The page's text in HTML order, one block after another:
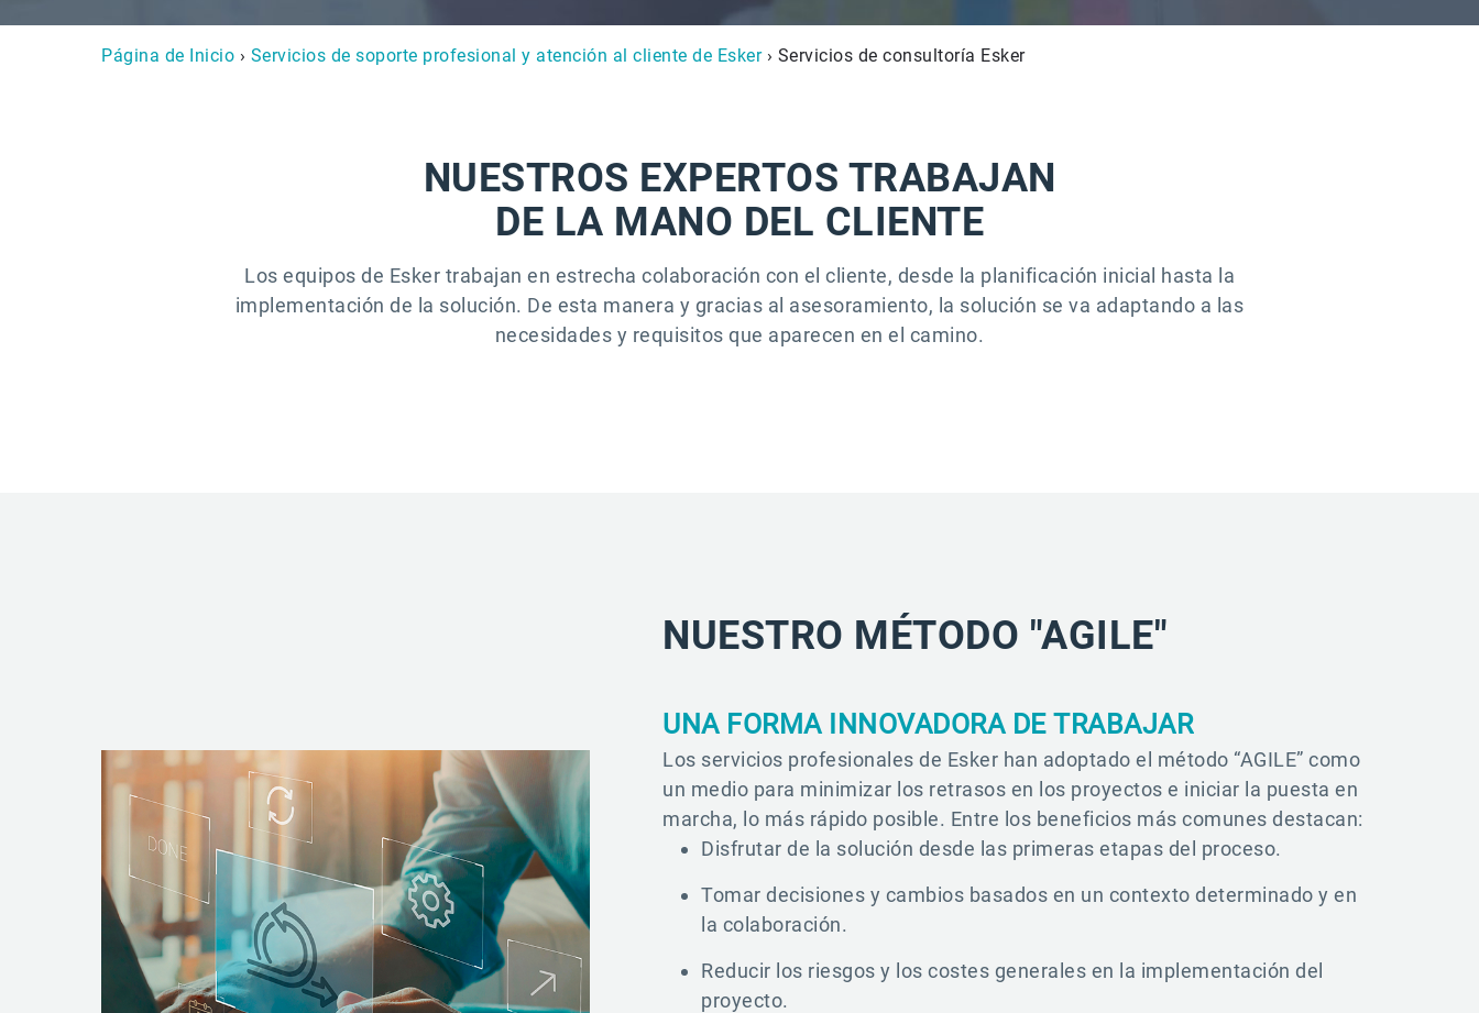
Página de Inicio › Servicios de soporte profesional y atención al cliente de Esker› Servicios de consultoría Esker
NUESTROS EXPERTOS TRABAJAN
DE LA MANO DEL CLIENTE
Los equipos de Esker trabajan en estrecha colaboración con el cliente, desde la planificación inicial hasta la
implementación de la solución. De esta manera y gracias al asesoramiento, la solución se va adaptando a las
necesidades y requisitos que aparecen en el camino.
NUESTRO MÉTODO "AGILE"
UNA FORMA INNOVADORA DE TRABAJAR
Los servicios profesionales de Esker han adoptado el método “AGILE” como
un medio para minimizar los retrasos en los proyectos e iniciar la puesta en
marcha, lo más rápido posible. Entre los beneficios más comunes destacan:
Disfrutar de la solución desde las primeras etapas del proceso.
Tomar decisiones y cambios basados en un contexto determinado y en
la colaboración.
Reducir los riesgos y los costes generales en la implementación del
proyecto.